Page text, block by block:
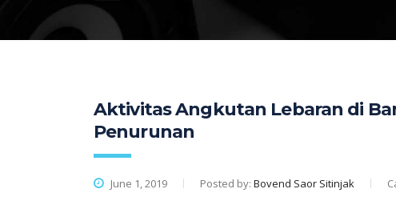
Aktivitas Angkutan Lebaran di
Penurunan
June 1, 2019 Posted by: Bovend Saor Sitinjak